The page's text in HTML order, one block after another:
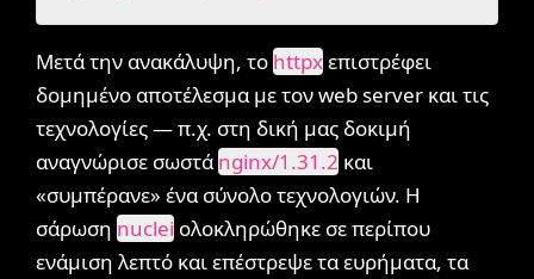
Μετά την ανακάλυψη, το httpxεπιστρέφει
δομημένο αποτέλεσμα με τον web server και τις
τεχνολογίες — π.χ. στη δική μας δοκιμή
αναγνώρισε σωστάnginx/1.31.2 και
«συμπέρανε» ένα σύνολο τεχνολογιών. Η
σάρωση nuclei ολοκληρώθηκε σε περίπου
ενάμιση λεπτό και επέστρεψε τα ευρήματα, τα